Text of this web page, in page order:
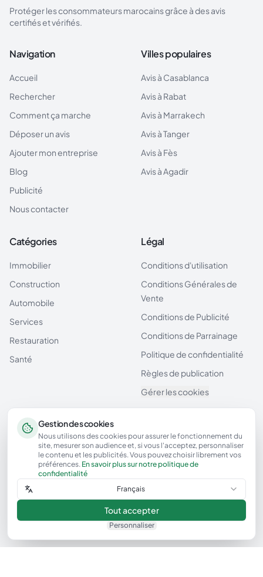
Gestion des cookies
Nous utilisons des cookies pour assurer le fonctionnement du
site, mesurer son audience et, si vous l'acceptez, personnaliser
le contenu et les publicités. Vous pouvez choisir librement vos
préférences. En savoir plus sur notre politique de
confidentialité
Français
Tout accepter
Personnaliser
Protéger les consommateurs marocains grâce à des avis
certifiés et vérifiés.
Navigation
Accueil
Rechercher
Comment ça marche
Déposer un avis
Ajouter mon entreprise
Blog
Publicité
Nous contacter
Villes populaires
Avis à Casablanca
Avis à Rabat
Avis à Marrakech
Avis àTanger
Avis à Fès
Avis àAgadir
Catégories
Immobilier
Construction
Automobile
Services
Restauration
Santé
Légal
Conditions d'utilisation
Conditions Générales de
Vente
Conditions de Publicité
Conditions de Parrainage
Politique de confidentialité
Règles de publication
Gérer les cookies
Formulaire de contact
Casablanca, Maroc
© 2026 Tiqa. Tous droits réservés.